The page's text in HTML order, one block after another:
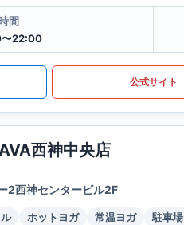
間
22:00
公式サイト
西神中央店
2西神センタービル2F
ホットヨガ 常温ヨガ 駐車場